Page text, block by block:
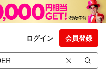
ログイン 会員登録